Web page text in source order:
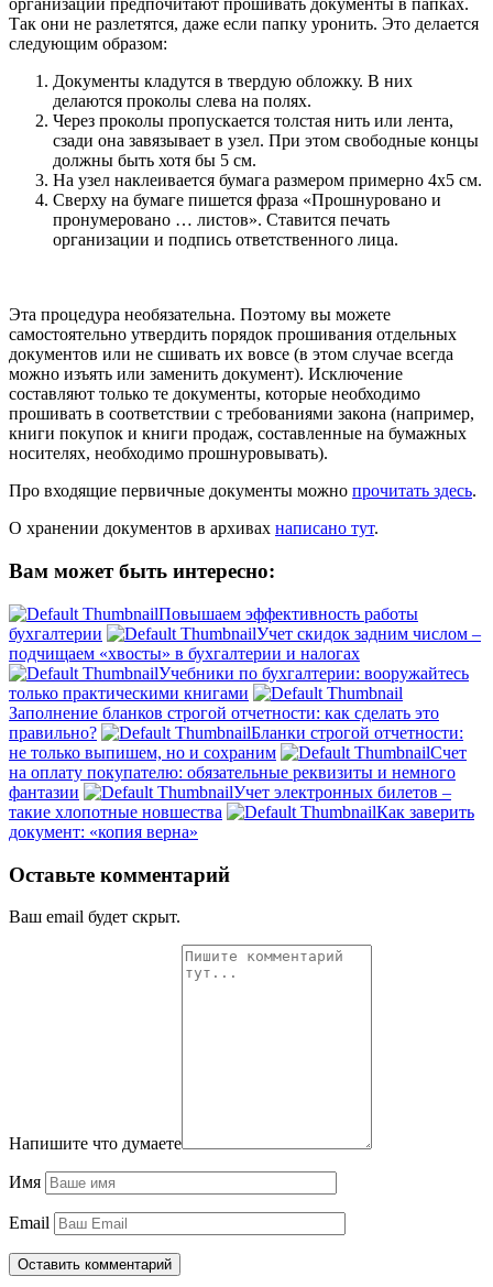
организации предпочитают прошивать документы в папках.
Так они не разлетятся, даже если папку уронить. Это делается
следующим образом:
Документы кладутся в твердую обложку. В них
делаются проколы слева на полях.
Через проколы пропускается толстая нить или лента,
сзади она завязывает в узел. При этом свободные концы
должны быть хотя бы 5 см.
На узел наклеивается бумага размером примерно 4х5 см.
Сверху на бумаге пишется фраза «Прошнуровано и
пронумеровано … листов». Ставится печать
организации и подпись ответственного лица.
Эта процедура необязательна. Поэтому вы можете
самостоятельно утвердить порядок прошивания отдельных
документов или не сшивать их вовсе (в этом случае всегда
можно изъять или заменить документ). Исключение
составляют только те документы, которые необходимо
прошивать в соответствии с требованиями закона (например,
книги покупок и книги продаж, составленные на бумажных
носителях, необходимо прошнуровывать).
Про входящие первичные документы можно прочитать здесь.
О хранении документов в архивах написано тут.
Вам может быть интересно:
Повышаем эффективность работы
бухгалтерии
Учет скидок задним числом –
подчищаем «хвосты» в бухгалтерии и налогах
Учебники по бухгалтерии: вооружайтесь
только практическими книгами
Заполнение бланков строгой отчетности: как сделать это
правильно?
Бланки строгой отчетности:
не только выпишем, но и сохраним
Счет
на оплату покупателю: обязательные реквизиты и немного
фантазии
Учет электронных билетов –
такие хлопотные новшества
Как заверить
документ: «копия верна»
Оставьте комментарий
Ваш email будет скрыт.
Напишите что думаете
Имя
Email